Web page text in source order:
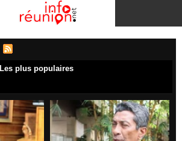
Les plus populaires